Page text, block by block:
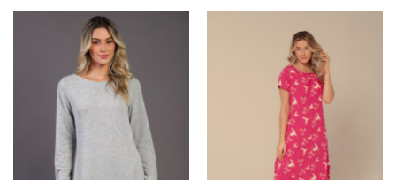
tem
várias
variantes.
As
opções
podem
escolhidas
várias
variantes.
As
opções
podem
ser
escolhidas
na